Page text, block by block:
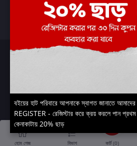
আমার ইচ্ছাগুলি
অর্ডার ট্র্যাকিং
Boier Haat™ | © All rights
হোম পেজ বিভাগ কার্ট (0)
বইয়ের হাট পরিবারে আপনাকে স্বাগত জানাতে
REGISTER - রেজিস্টার করে ক্রয় করলে পান প্রথম
কেনাকাটায় 20% ছাড়